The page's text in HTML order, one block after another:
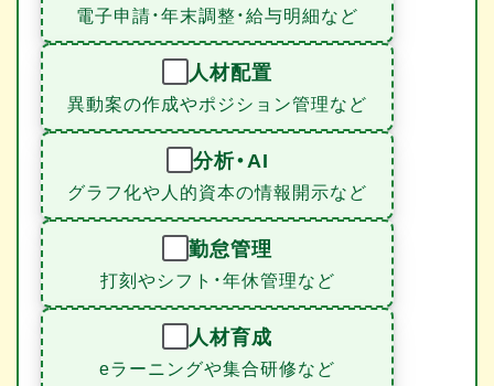
電子申請・年末調整・給与明細など
人材配置
異動案の作成やポジション管理など
分析・AI
グラフ化や人的資本の情報開示など
勤怠管理
打刻やシフト・年休管理など
人材育成
eラーニングや集合研修など